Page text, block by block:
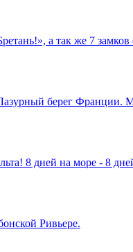
а так же 7
берег Франции.
8 дней на море - 8
Ривьере.